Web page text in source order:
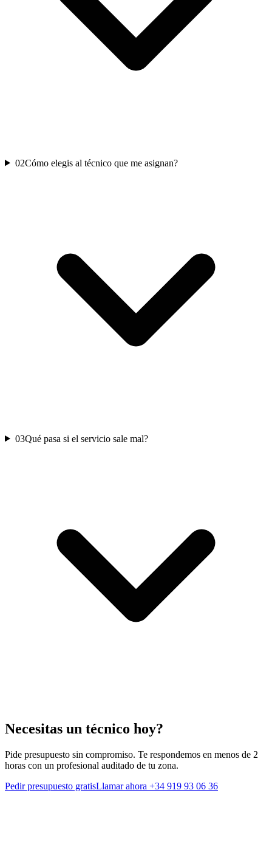
02Cómo elegis al técnico que me asignan?
03Qué pasa si el servicio sale mal?
Necesitas un técnico hoy?
Pide presupuesto sin compromiso. Te respondemos en menos de 2
horas con un profesional auditado de tu zona.
Pedir presupuesto gratisLlamar ahora +34 919 93 06 36